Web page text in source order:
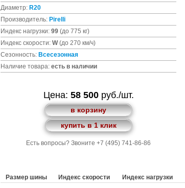
Диаметр: R20
Производитель: Pirelli
Индекс нагрузки: 99 (до 775 кг)
Индекс скорости: W(до 270 км/ч)
Сезонность: Всесезонная
Наличие товара: есть в наличии
Цена: 58 500руб./шт.
в корзину
купить в 1 клик
Есть вопросы? Звоните +7 (495) 741-86-86
Размер шины Индекс скорости Индекс нагрузки